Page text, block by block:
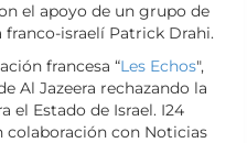
el apoyo de un grupo de
israelí Patrick Drahi.
francesa “Les Echos",
Al Jazeera rechazando la
el Estado de Israel. I24
colaboración con Noticias